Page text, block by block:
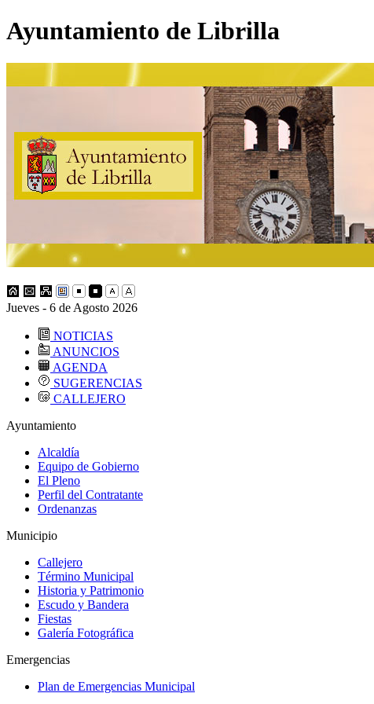
Ayuntamiento de Librilla
Jueves - 6 de Agosto 2026
NOTICIAS
ANUNCIOS
AGENDA
SUGERENCIAS
CALLEJERO
Ayuntamiento
Alcaldía
Equipo de Gobierno
El Pleno
Perfil del Contratante
Ordenanzas
Municipio
Callejero
Término Municipal
Historia y Patrimonio
Escudo y Bandera
Fiestas
Galería Fotográfica
Emergencias
Plan de Emergencias Municipal